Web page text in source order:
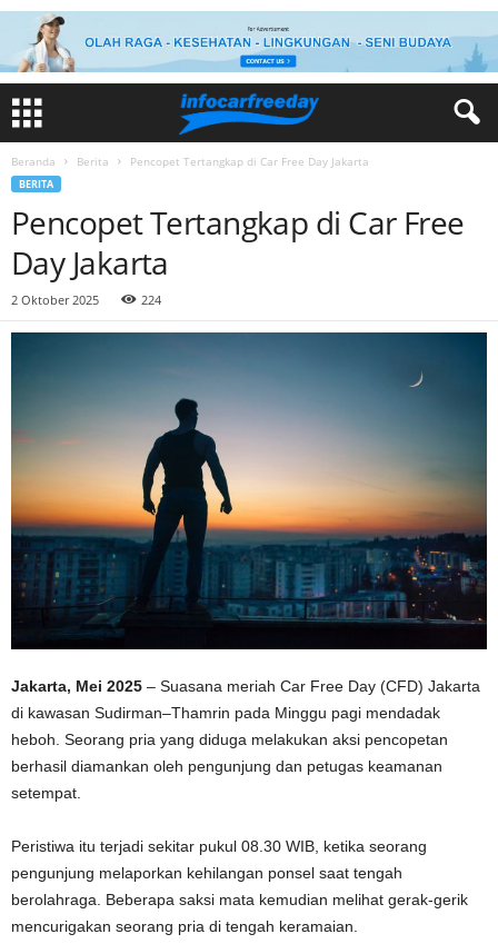
Beranda Berita Pencopet Tertangkap di Car Free Day Jakarta
BERITA
Pencopet Tertangkap di Car Free
Day Jakarta
2 Oktober 2025 224
Jakarta, Mei 2025 – Suasana meriah Car Free Day (CFD) Jakarta
di kawasan Sudirman–Thamrin pada Minggu pagi mendadak
heboh. Seorang pria yang diduga melakukan aksi pencopetan
berhasil diamankan oleh pengunjung dan petugas keamanan
setempat.
Peristiwa itu terjadi sekitar pukul 08.30 WIB, ketika seorang
pengunjung melaporkan kehilangan ponsel saat tengah
berolahraga. Beberapa saksi mata kemudian melihat gerak-gerik
mencurigakan seorang pria di tengah keramaian.